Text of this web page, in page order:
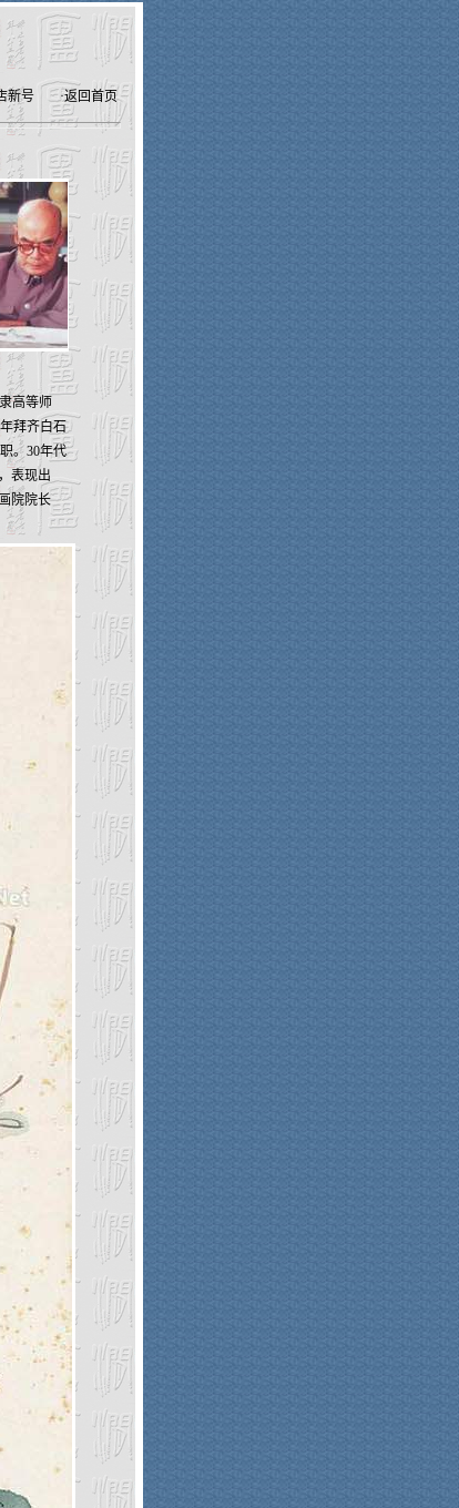
新号 ·返回首页
高等师
拜齐白石
。30年代
表现出
院院长